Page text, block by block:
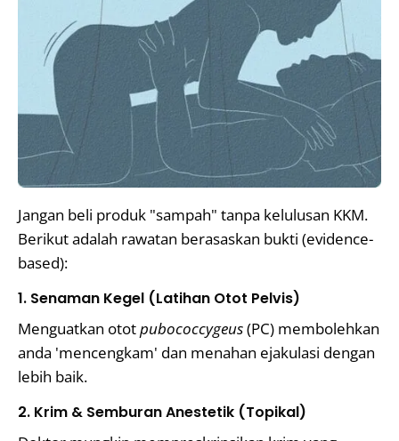
Jangan beli produk "sampah" tanpa kelulusan KKM.
Berikut adalah rawatan berasaskan bukti (evidence-
based):
1. Senaman Kegel (Latihan Otot Pelvis)
Menguatkan ototpubococcygeus(PC) membolehkan
anda 'mencengkam' dan menahan ejakulasi dengan
lebih baik.
2. Krim & Semburan Anestetik (Topikal)